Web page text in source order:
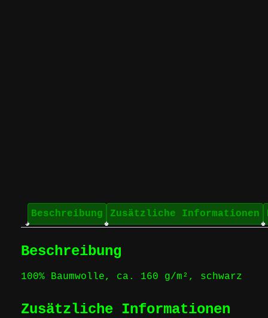
Beschreibung Zusätzliche Informationen
Beschreibung
100% Baumwolle, ca. 160 g/m², schwarz
Zusätzliche Informationen